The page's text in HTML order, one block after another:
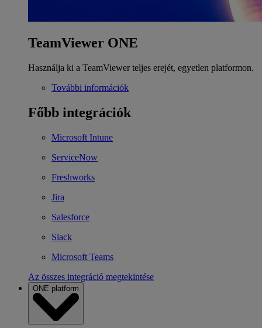
TeamViewer ONE
Használja ki a TeamViewer teljes erejét, egyetlen platformon.
További információk
Főbb integrációk
Microsoft Intune
ServiceNow
Freshworks
Jira
Salesforce
Slack
Microsoft Teams
Az összes integráció megtekintése
ONE platform